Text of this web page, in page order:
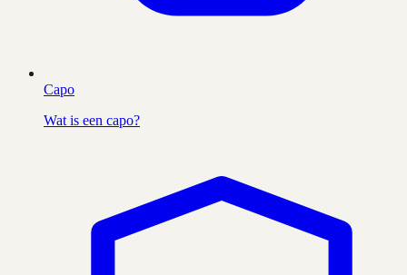
Capo
Wat is een capo?